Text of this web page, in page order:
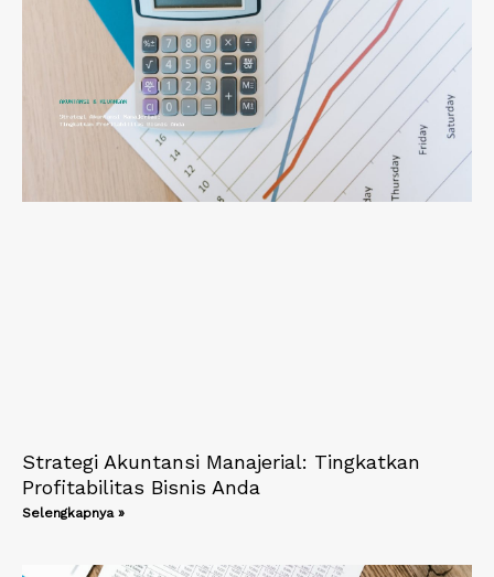
Strategi Akuntansi Manajerial: Tingkatkan
Profitabilitas Bisnis Anda
Selengkapnya »